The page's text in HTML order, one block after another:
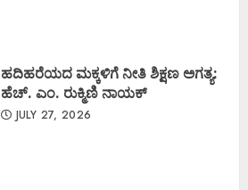
ಹದಿಹರೆಯದ ಮಕ್ಕಳಿಗೆ ನೀತಿ ಶಿಕ್ಷಣ ಅಗತ್ಯ:
ಹೆಚ್. ಎಂ. ರುಕ್ಮಿಣಿ ನಾಯಕ್
JULY 27, 2026